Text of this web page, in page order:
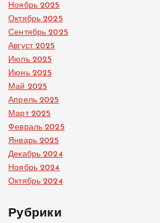
Ноябрь 2025
Октябрь 2025
Сентябрь 2025
Август 2025
Июль 2025
Июнь 2025
Май 2025
Апрель 2025
Март 2025
Февраль 2025
Январь 2025
Декабрь 2024
Ноябрь 2024
Октябрь 2024
Рубрики